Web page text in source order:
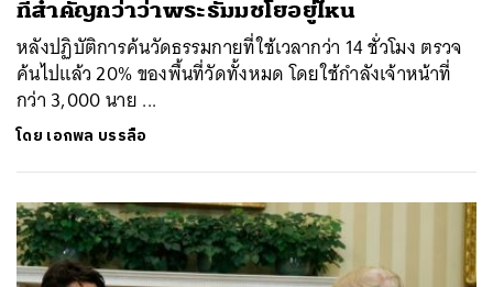
ที่สำคัญกว่าว่าพระธัมมชโยอยู่ไหน
หลังปฏิบัติการค้นวัดธรรมกายที่ใช้เวลากว่า 14 ชั่วโมง ตรวจ
ค้นไปแล้ว 20% ของพื้นที่วัดทั้งหมด โดยใช้กำลังเจ้าหน้าที่
กว่า 3,000 นาย ...
โดย เอกพล บรรลือ